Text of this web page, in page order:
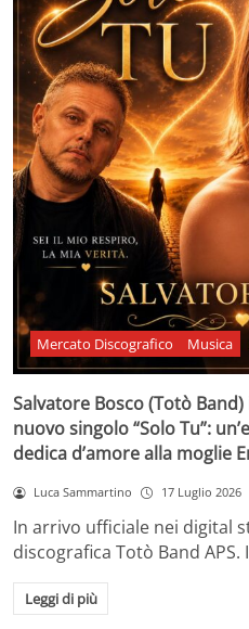
Mercato Discografico Musica
Salvatore Bosco (Totò
nuovo singolo “Solo Tu”:
dedica d’amore alla moglie
Luca Sammartino 17 Luglio 2026
In arrivo ufficiale nei digital
discografica Totò Band
Leggi di più